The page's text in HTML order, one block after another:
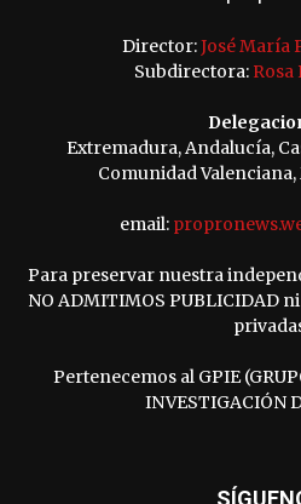
Director:José María
Subdirectora: Rosa
Extremadura, Andalucía,
Comunidad
email:
Para preservar nuestra
NO ADMITIMOS PUBLICIDAD
Pertenecemos al GPIE
INVESTIGACIÓN